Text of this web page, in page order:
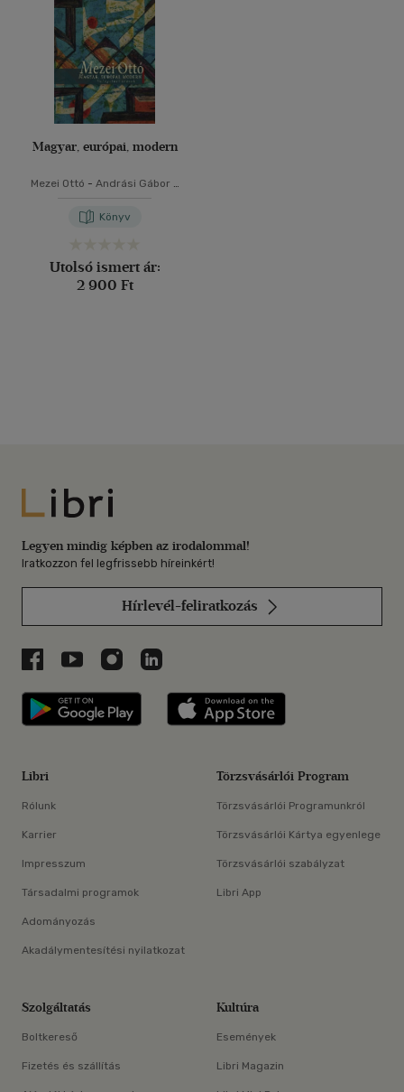
Magyar, európai, modern
Mezei Ottó - Andrási Gábor -
Könyv
Utolsó ismert ár:
2 900 Ft
Libri
Legyen mindig képben az irodalommal!
Iratkozzon fel legfrissebb híreinkért!
Hírlevél-feliratkozás
Libri a Facebookon
Libri a Youtube-on
Libri az Instagramon
Libri a LinkedInen
Libri applikáció Szerezd meg: Google
Libri
Rólunk
Karrier
Impresszum
Társadalmi programok
Adományozás
Akadálymentesítési nyilatkozat
Törzsvásárlói Program
Törzsvásárlói Programunkról
Törzsvásárlói Kártya egyenlege
Törzsvásárlói szabályzat
Libri App
Szolgáltatás
Boltkereső
Fizetés és szállítás
Kultúra
Események
Libri Magazin